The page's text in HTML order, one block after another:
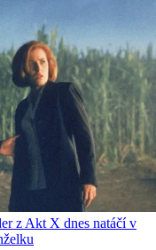
z Akt X dnes natáčí v